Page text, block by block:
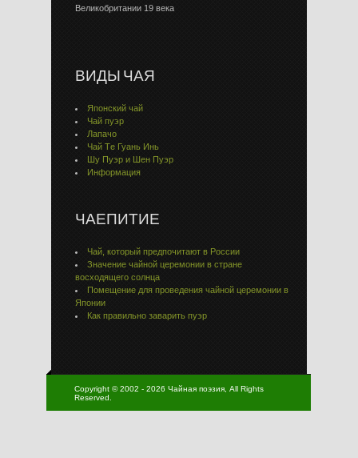
Великобритании 19 века
ВИДЫ ЧАЯ
Японский чай
Чай пуэр
Лапачо
Чай Тe Гуaнь Инь
Шу Пуэр и Шен Пуэр
Информация
ЧАЕПИТИЕ
Чай, который предпочитают в России
Значение чайной церемонии в стране
восходящего солнца
Помещение для проведения чайной церемонии в
Японии
Как правильно заварить пуэр
Copyright © 2002 - 2026 Чайная поэзия, All Rights
Reserved.